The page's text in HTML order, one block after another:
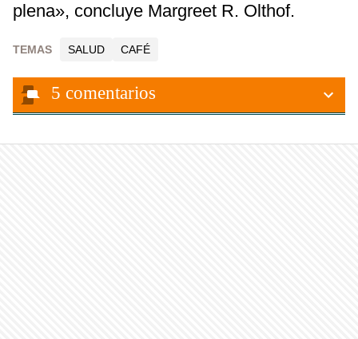
plena», concluye Margreet R. Olthof.
TEMAS SALUD CAFÉ
5 comentarios